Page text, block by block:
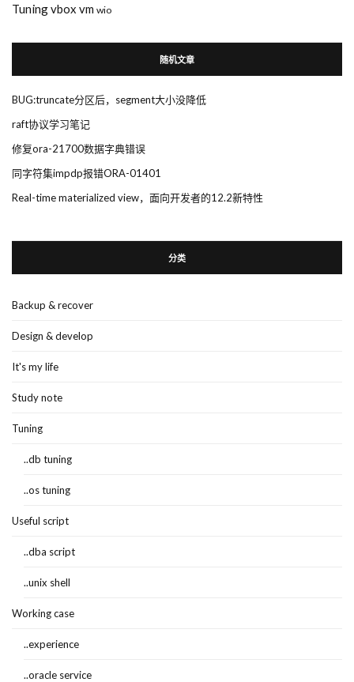
Tuningvbox vm wio
随机文章
BUG:truncate分区后，segment大小没降低
raft协议学习笔记
修复ora-21700数据字典错误
同字符集impdp报错ORA-01401
Real-time materialized view，面向开发者的12.2新特性
分类
Backup & recover
Design & develop
It's my life
Study note
Tuning
..db tuning
..os tuning
Useful script
..dba script
..unix shell
Working case
..experience
..oracle service